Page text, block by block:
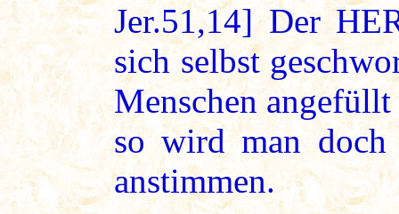
Jer.51,14] Der
sich selbst
Menschen
so wird man doch
anstimmen.